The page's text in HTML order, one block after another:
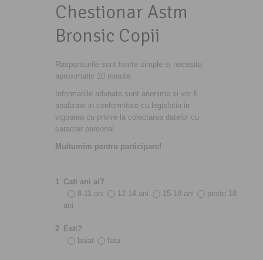
Chestionar Astm
Bronsic Copii
Raspunsurile sunt foarte simple si necesita
aproximativ 10 minute.
Informatiile adunate sunt anonime si vor fi
analizate in conformitate cu legislatia in
vigoarea cu privire la colectarea datelor cu
caracter personal.
Multumim pentru participare!
1 Cati ani ai?
8-11 ani
12-14 ani 15-18 ani
peste 18
ani
2
Esti?
baiat
fata